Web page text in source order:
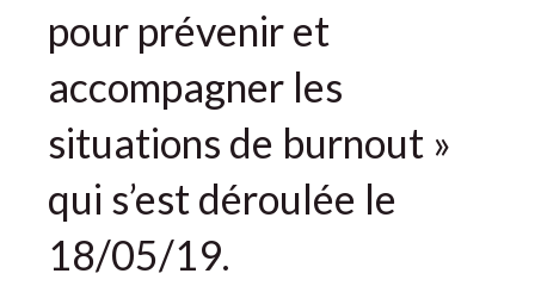
pour prévenir et
accompagner les
situations de burnout »
qui s’est déroulée le
18/05/19.